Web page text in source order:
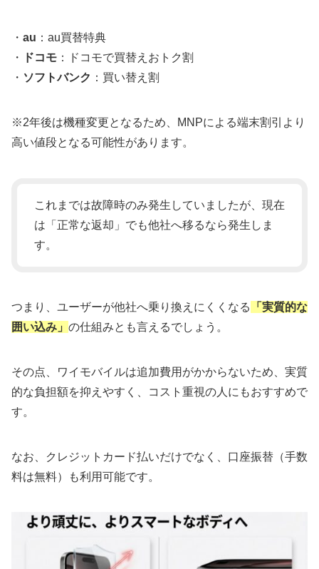
・ au ：au買替特典
・
ドコモ ：ドコモで買替えおトク割
・ ソフトバンク ：買い替え割
※2年後は機種変更となるため、MNPによる端末割引より
高い値段となる可能性があります。
これまでは故障時のみ発生していましたが、現在
は「正常な返却」でも他社へ移るなら発生しま
す。
つまり、ユーザーが他社へ乗り換えにくくなる
「実質的な
囲い込み」 の仕組みとも言えるでしょう。
その点、ワイモバイルは追加費用がかからないため、実質
的な負担額を抑えやすく、コスト重視の人にもおすすめで
す。
なお、クレジットカード払いだけでなく、口座振替（手数
料は無料）も利用可能です。